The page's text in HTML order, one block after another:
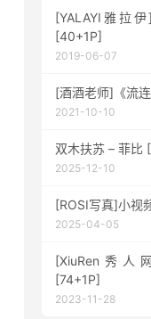
[YALAYI雅拉
[40+1P]
2019-06-07
[酒酒老师]《流
2021-10-10
双木扶
2025-12-10
[ROSI写真]小视
2025-04-05
[XiuRen秀人
[74+1P]
2023-11-28